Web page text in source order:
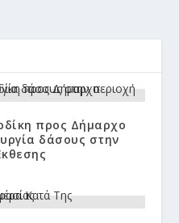
προς Δήμαρχο
δάσους στην